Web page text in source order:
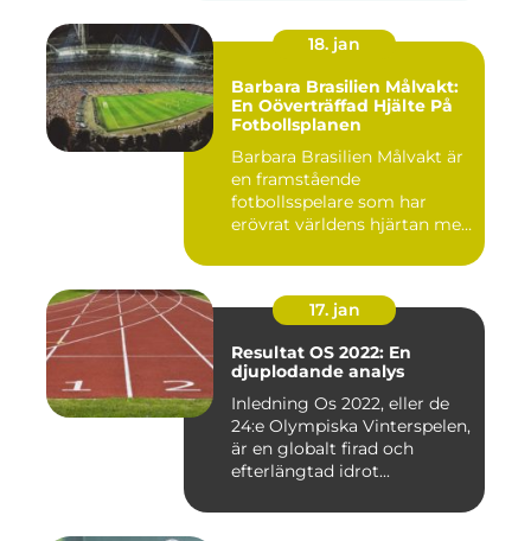
18. jan
Barbara Brasilien Målvakt:
En Oöverträffad Hjälte På
Fotbollsplanen
Barbara Brasilien Målvakt är
en framstående
fotbollsspelare som har
erövrat världens hjärtan med
17. jan
Resultat OS 2022: En
djuplodande analys
Inledning Os 2022, eller de
24:e Olympiska Vinterspelen,
är en globalt firad och
efterlängtad idrot...